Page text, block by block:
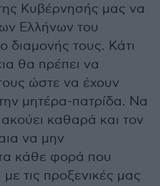
Κυβέρνησής μας να
Ελλήνων του
διαμονής τους. Κάτι
θα πρέπει να
ώστε να έχουν
μητέρα-πατρίδα. Να
καθαρά και τον
να μην
κάθε φορά που
με τις προξενικές μας